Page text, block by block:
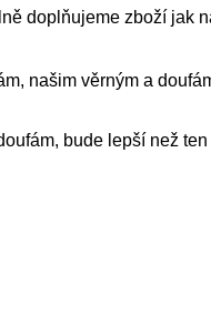
doplňujeme zboží jak
našim věrným a
bude lepší než